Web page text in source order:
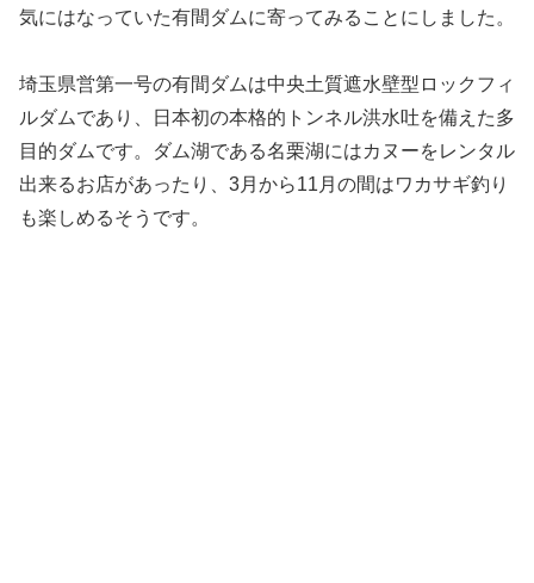
気にはなっていた有間ダムに寄ってみることにしました。
埼玉県営第一号の有間ダムは中央土質遮水壁型ロックフィ
ルダムであり、日本初の本格的トンネル洪水吐を備えた多
目的ダムです。ダム湖である名栗湖にはカヌーをレンタル
出来るお店があったり、3月から11月の間はワカサギ釣り
も楽しめるそうです。